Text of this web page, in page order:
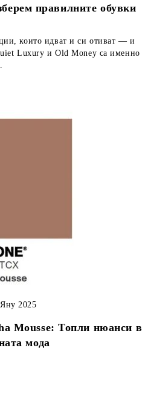
правилните обувки
които идват и си отиват — и
Luxury и Old Money са именно
Mousse: Топли нюанси в
мода
2025